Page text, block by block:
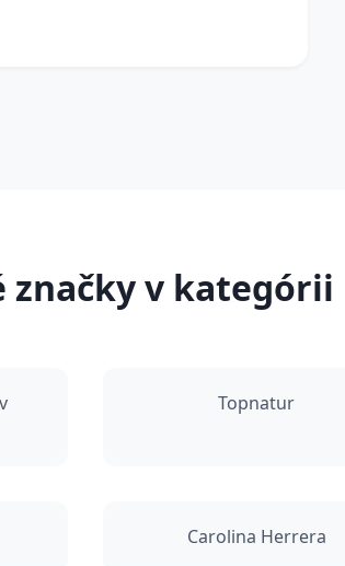
značky v kategórii
Topnatur
Carolina Herrera